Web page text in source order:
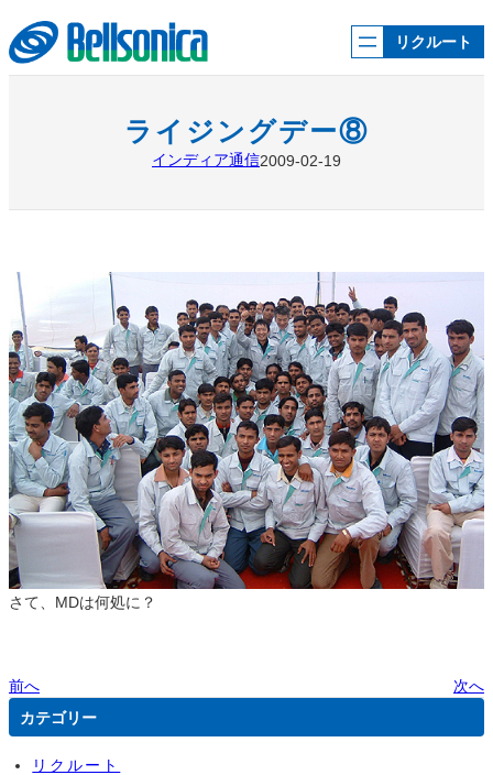
容
を
ス
リクルート
ライジングデー⑧
インディア通信2009-02-19
さて、MDは何処に？
前へ
次へ
カテゴリー
リクルート